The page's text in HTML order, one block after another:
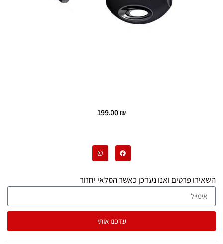
199.00₪
השאירו פרטים ואנו נעדכן כאשר המלאי יחזור
עדכנו אותי